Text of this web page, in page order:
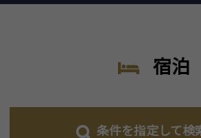
宿泊
条件を指定して検